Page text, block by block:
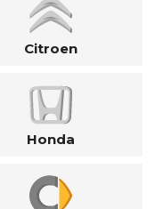
Citroen
Honda